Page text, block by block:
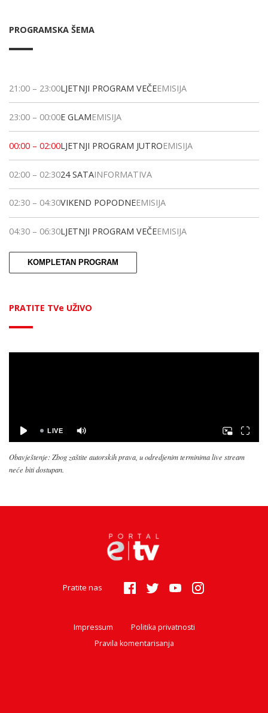
PROGRAMSKA ŠEMA
21:00 – 23:00LJETNJI PROGRAM VEČEEMISIJA
23:00 – 00:00E GLAMEMISIJA
00:00 – 02:00LJETNJI PROGRAM JUTROEMISIJA
02:00 – 02:3024 SATAINFORMATIVA
02:30 – 04:30VIKEND POPODNEEMISIJA
04:30 – 06:30LJETNJI PROGRAM VEČEEMISIJA
KOMPLETAN PROGRAM
PRATITE TVe UŽIVO
Obavještenje: Zbog zaštite autorskih prava, u odredjenim terminima live stream
neće biti dostupan.
Pratite nas
Impressum
Politika privatnosti
Pravila komentarisanja